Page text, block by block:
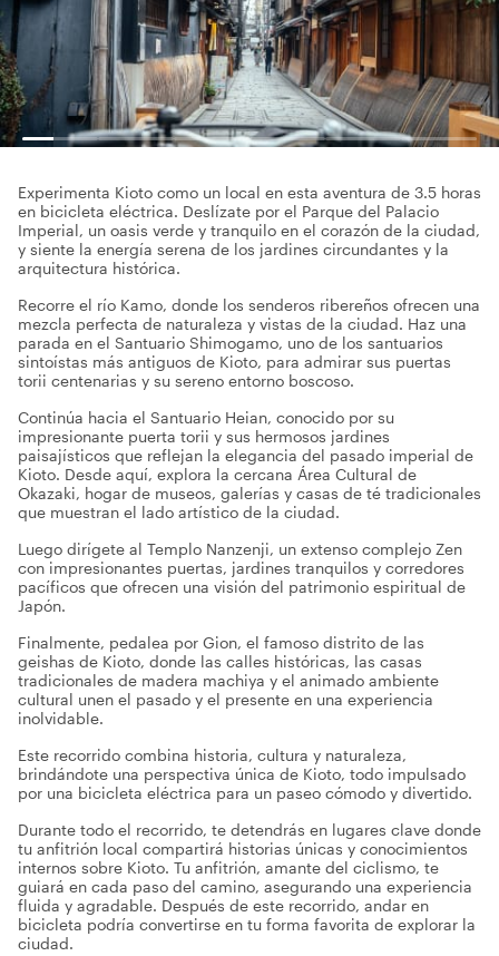
Experimenta Kioto como un local en esta aventura de 3.5 horas
en bicicleta eléctrica. Deslízate por el Parque del Palacio
Imperial, un oasis verde y tranquilo en el corazón de la ciudad,
y siente la energía serena de los jardines circundantes y la
arquitectura histórica.
Recorre el río Kamo, donde los senderos ribereños ofrecen una
mezcla perfecta de naturaleza y vistas de la ciudad. Haz una
parada en el Santuario Shimogamo, uno de los santuarios
sintoístas más antiguos de Kioto, para admirar sus puertas
torii centenarias y su sereno entorno boscoso.
Continúa hacia el Santuario Heian, conocido por su
impresionante puerta torii y sus hermosos jardines
paisajísticos que reflejan la elegancia del pasado imperial de
Kioto. Desde aquí, explora la cercana Área Cultural de
Okazaki, hogar de museos, galerías y casas de té tradicionales
que muestran el lado artístico de la ciudad.
Luego dirígete al Templo Nanzenji, un extenso complejo Zen
con impresionantes puertas, jardines tranquilos y corredores
pacíficos que ofrecen una visión del patrimonio espiritual de
Japón.
Finalmente, pedalea por Gion, el famoso distrito de las
geishas de Kioto, donde las calles históricas, las casas
tradicionales de madera machiya y el animado ambiente
cultural unen el pasado y el presente en una experiencia
inolvidable.
Este recorrido combina historia, cultura y naturaleza,
brindándote una perspectiva única de Kioto, todo impulsado
por una bicicleta eléctrica para un paseo cómodo y divertido.
Durante todo el recorrido, te detendrás en lugares clave donde
tu anfitrión local compartirá historias únicas y conocimientos
internos sobre Kioto. Tu anfitrión, amante del ciclismo, te
guiará en cada paso del camino, asegurando una experiencia
fluida y agradable. Después de este recorrido, andar en
bicicleta podría convertirse en tu forma favorita de explorar la
ciudad.